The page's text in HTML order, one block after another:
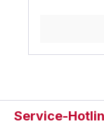
Service-